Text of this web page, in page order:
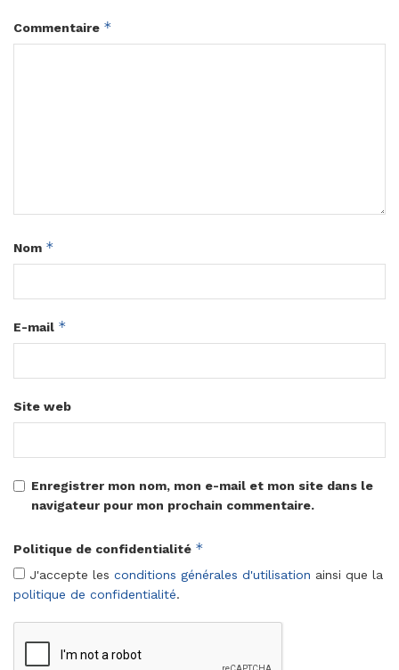
Commentaire *
Nom *
E-mail *
Site web
Enregistrer mon nom, mon e-mail et mon site dans le
navigateur pour mon prochain commentaire.
Politique de confidentialité *
J'accepte les conditions générales d'utilisation ainsi que la
politique de confidentialité.